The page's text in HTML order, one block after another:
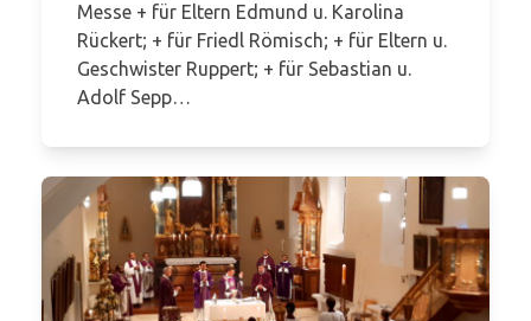
Messe + für Eltern Edmund u. Karolina
Rückert; + für Friedl Römisch; + für Eltern u.
Geschwister Ruppert; + für Sebastian u.
Adolf Sepp…